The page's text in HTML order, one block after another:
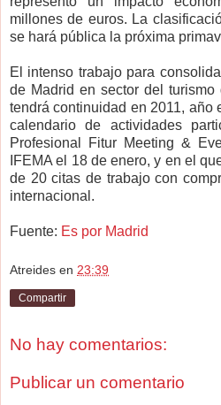
millones de euros. La
se hará pública la próxima
El intenso trabajo para
de Madrid en sector del turismo
tendrá continuidad en 2011, año
calendario de actividades
Profesional Fitur Meeting &
IFEMA el 18 de enero, y en el
de 20 citas de trabajo con
internacional.
Fuente: Es por Madrid
Atreides en 23:39
Compartir
No hay comentarios:
Publicar un comentario